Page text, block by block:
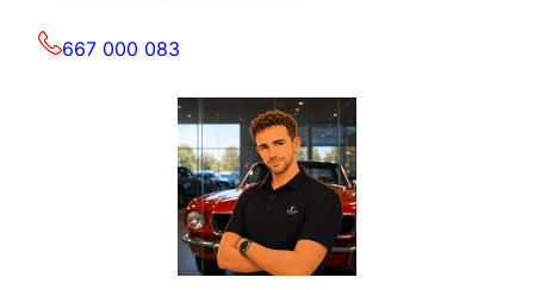
667 000 083